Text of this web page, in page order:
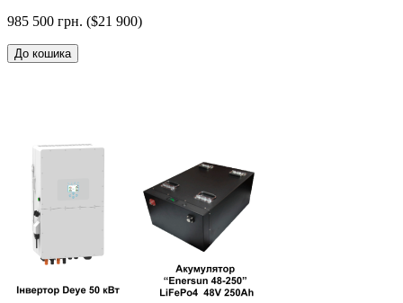
985 500 грн. ($21 900)
До кошика